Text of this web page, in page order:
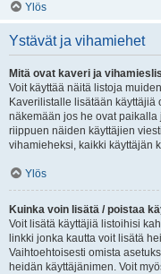
Ylös
Ystävät ja vihamiehet
Mitä ovat kaveri ja
Voit käyttää näitä listoja
Kaverilistalle lisätään käyttäjiä
näkemään jos he ovat
riippuen näiden käyttäjien
vihamieheksi, kaikki käyttäjän
Ylös
Kuinka voin lisätä / poistaa
Voit lisätä käyttäjiä listoihisi
linkki jonka kautta voit lisätä
Vaihtoehtoisesti omista
heidän käyttäjänimen. Voit